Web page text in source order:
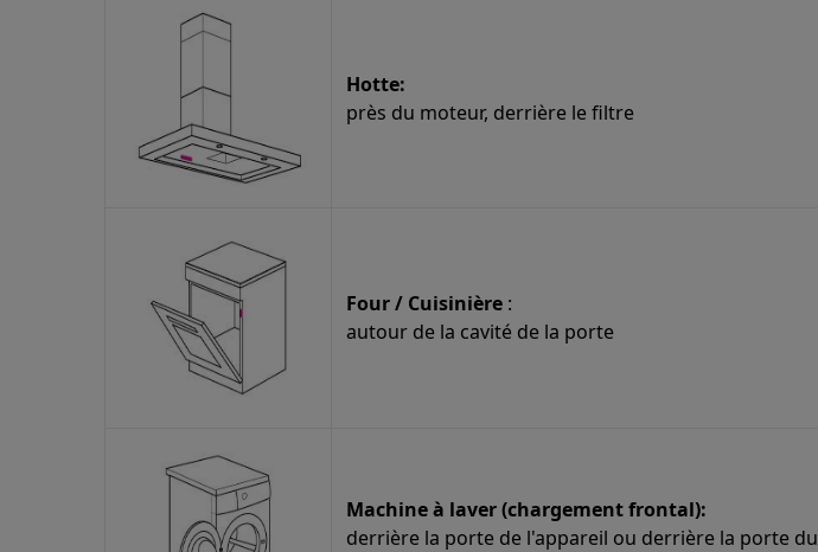
Hotte:
près du moteur, derrière le filtre
Four / Cuisinière :
autour de la cavité de la porte
Machine à laver (chargement frontal):
derrière la porte de l'appareil ou derrière la porte du